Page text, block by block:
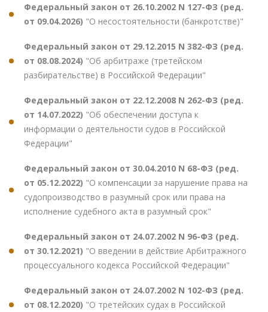
Федеральный закон от 26.10.2002 N 127-ФЗ (ред.
от 09.04.2026) "О несостоятельности (банкротстве)"
Федеральный закон от 29.12.2015 N 382-ФЗ (ред.
от 08.08.2024) "Об арбитраже (третейском
разбирательстве) в Российской Федерации"
Федеральный закон от 22.12.2008 N 262-ФЗ (ред.
от 14.07.2022) "Об обеспечении доступа к
информации о деятельности судов в Российской
Федерации"
Федеральный закон от 30.04.2010 N 68-ФЗ (ред.
от 05.12.2022) "О компенсации за нарушение права на
судопроизводство в разумный срок или права на
исполнение судебного акта в разумный срок"
Федеральный закон от 24.07.2002 N 96-ФЗ (ред.
от 30.12.2021) "О введении в действие Арбитражного
процессуального кодекса Российской Федерации"
Федеральный закон от 24.07.2002 N 102-ФЗ (ред.
от 08.12.2020) "О третейских судах в Российской